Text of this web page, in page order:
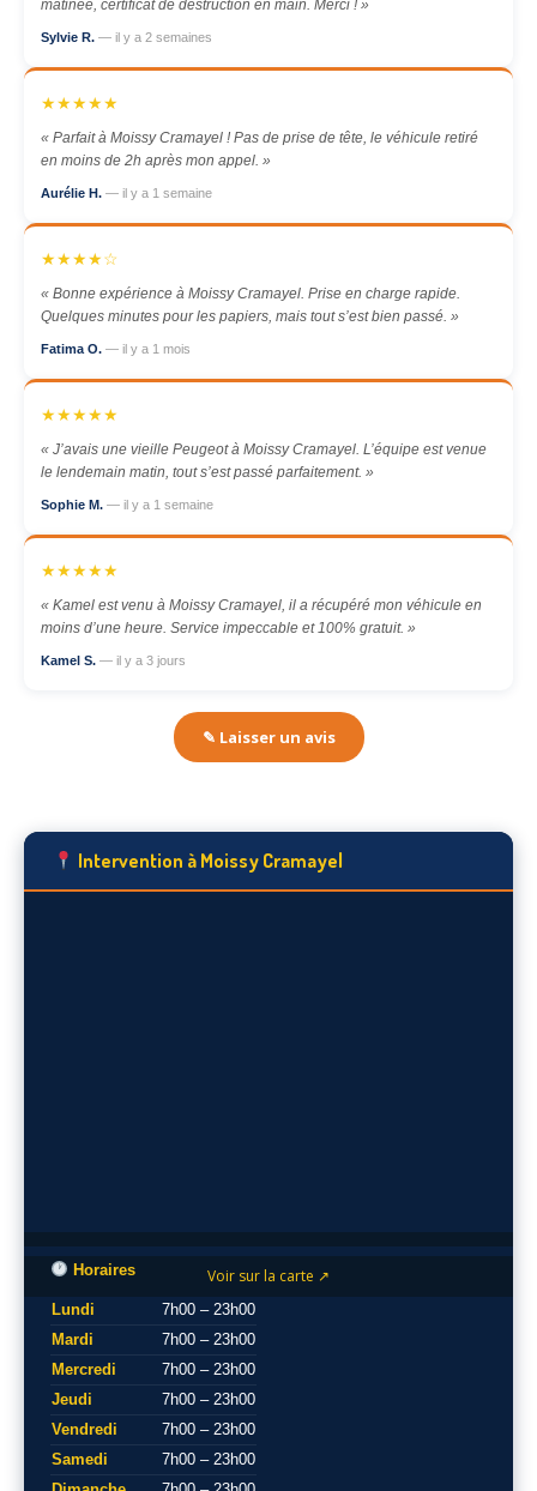
matinée, certificat de destruction en main. Merci ! »
Sylvie R. — il y a 2 semaines
★★★★★
« Parfait à Moissy Cramayel ! Pas de prise de tête, le véhicule retiré
en moins de 2h après mon appel. »
Aurélie H. — il y a 1 semaine
★★★★☆
« Bonne expérience à Moissy Cramayel. Prise en charge rapide.
Quelques minutes pour les papiers, mais tout s’est bien passé. »
Fatima O. — il y a 1 mois
★★★★★
« J’avais une vieille Peugeot à Moissy Cramayel. L’équipe est venue
le lendemain matin, tout s’est passé parfaitement. »
Sophie M. — il y a 1 semaine
★★★★★
« Kamel est venu à Moissy Cramayel, il a récupéré mon véhicule en
moins d’une heure. Service impeccable et 100% gratuit. »
Kamel S. — il y a 3 jours
✎ Laisser un avis
Intervention à Moissy Cramayel
Voir sur la carte ↗
Horaires
Lundi
7h00 – 23h00
Mardi
7h00 – 23h00
Mercredi
7h00 – 23h00
Jeudi
7h00 – 23h00
Vendredi
7h00 – 23h00
Samedi
7h00 – 23h00